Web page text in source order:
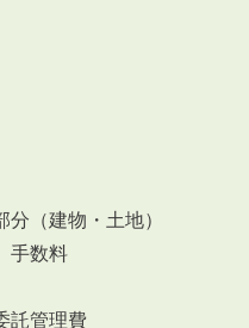
いて
いて
（建物・土地）
手数料
託管理費